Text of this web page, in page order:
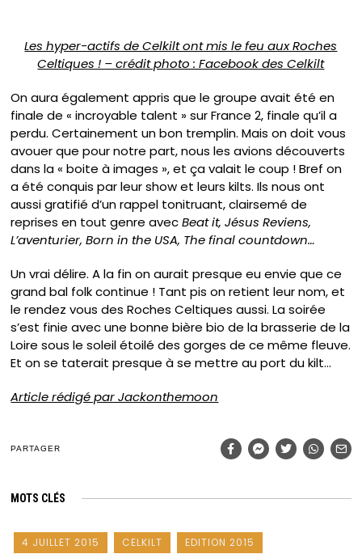
Les hyper-actifs de Celkilt ont mis le feu aux Roches
Celtiques ! – crédit photo : Facebook des Celkilt
On aura également appris que le groupe avait été en
finale de « incroyable talent » sur France 2, finale qu’il a
perdu. Certainement un bon tremplin. Mais on doit vous
avouer que pour notre part, nous les avions découverts
dans la « boite à images », et ça valait le coup ! Bref on
a été conquis par leur show et leurs kilts. Ils nous ont
aussi gratifié d’un rappel tonitruant, clairsemé de
reprises en tout genre avecBeat it, Jésus Reviens,
L’aventurier, Born in the USA, The final countdown…
Un vrai délire. A la fin on aurait presque eu envie que ce
grand bal folk continue ! Tant pis on retient leur nom, et
le rendez vous des Roches Celtiques aussi. La soirée
s’est finie avec une bonne bière bio de la brasserie de la
Loire sous le soleil étoilé des gorges de ce même fleuve.
Et on se taterait presque à se mettre au port du kilt…
Article rédigé par Jackonthemoon
PARTAGER
MOTS CLÉS
4 JUILLET 2015 CELKILT
EDITION 2015